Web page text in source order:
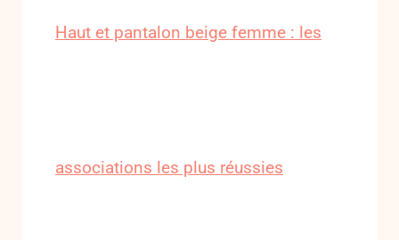
Haut et pantalon beige femme : les
associations les plus réussies